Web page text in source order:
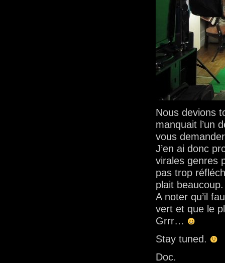
Nous devions
manquait l’un
vous
J’en ai donc
virales genres
pas trop
plait
A noter qu’il
vert et que le
Grrr…
Stay tuned.
Doc.